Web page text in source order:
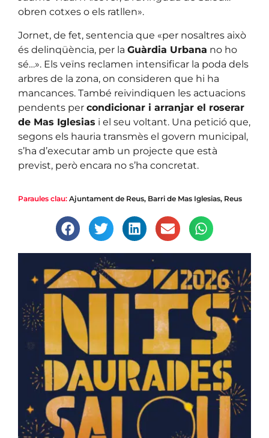
obren cotxes o els ratllen».
Jornet, de fet, sentencia que «per nosaltres això
és delinqüència, per la Guàrdia Urbana no ho
sé…». Els veïns reclamen intensificar la poda dels
arbres de la zona, on consideren que hi ha
mancances. També reivindiquen les actuacions
pendents per condicionar i arranjar el roserar
de Mas Iglesias i el seu voltant. Una petició que,
segons els hauria transmès el govern municipal,
s’ha d’executar amb un projecte que està
previst, però encara no s’ha concretat.
Paraules clau: Ajuntament de Reus, Barri de Mas Iglesias, Reus